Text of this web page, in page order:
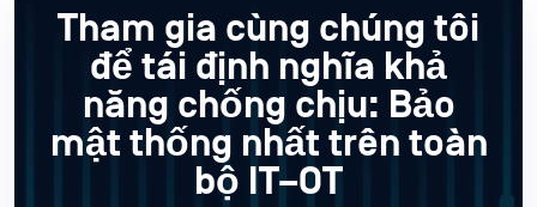
Tham gia cùng chúng tôi
để tái định nghĩa khả
năng chống chịu: Bảo
mật thống nhất trên toàn
bộ IT–OT